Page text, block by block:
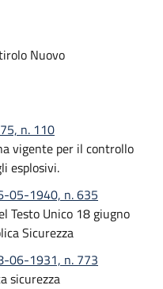
Nuovo
n. 110
vigente per il controllo
esplosivi.
05-1940, n. 635
Testo Unico 18 giugno
Sicurezza
06-1931, n. 773
sicurezza